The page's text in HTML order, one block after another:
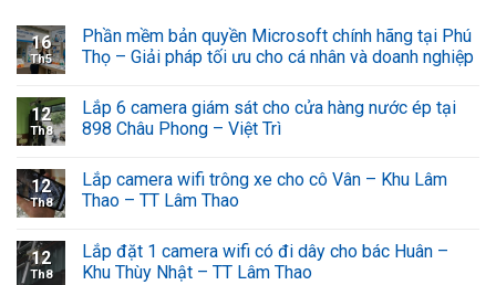
16
Th5
Phần mềm bản quyền Microsoft chính hãng tại Phú
Thọ – Giải pháp tối ưu cho cá nhân và doanh nghiệp
12
Th8
Lắp 6 camera giám sát cho cửa hàng nước ép tại
898 Châu Phong – Việt Trì
12
Th8
Lắp camera wifi trông xe cho cô Vân – Khu Lâm
Thao – TT Lâm Thao
12
Th8
Lắp đặt 1 camera wifi có đi dây cho bác Huân –
Khu Thùy Nhật – TT Lâm Thao